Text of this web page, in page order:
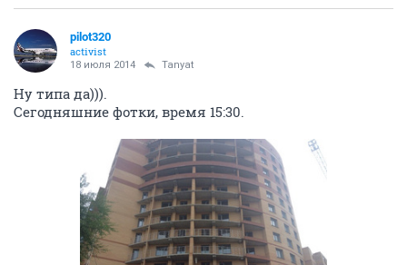
pilot320
activist
18 июля 2014 Tanyat
Ну типа да))).
Сегодняшние фотки, время 15:30.